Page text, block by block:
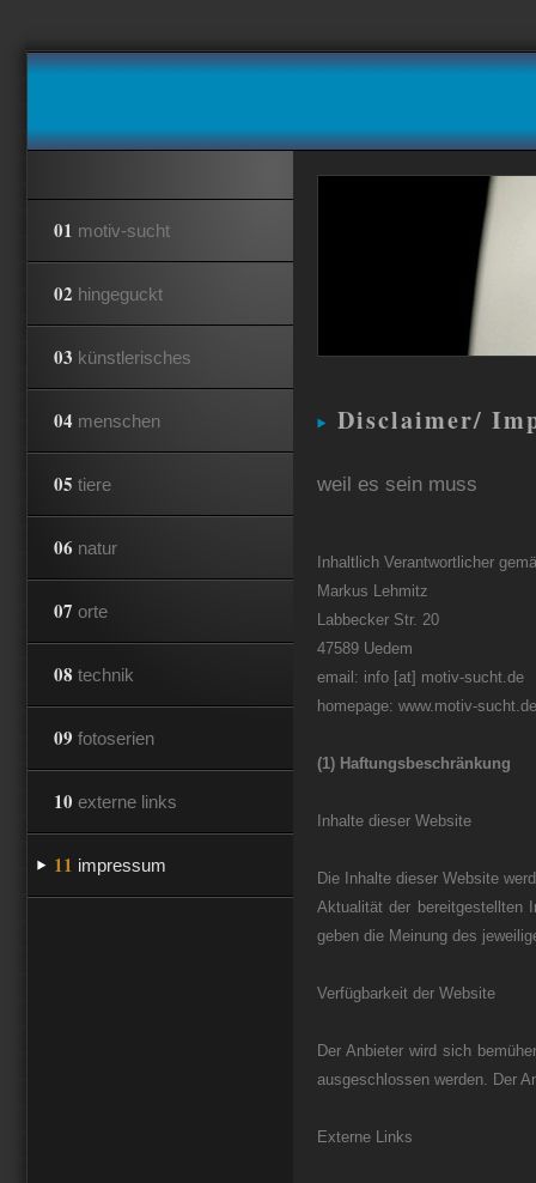
01 motiv-sucht
02 hingeguckt
03 künstlerisches
04 menschen
05 tiere
06 natur
07 orte
08 technik
09 fotoserien
10 externe links
11 impressum
Disclaimer/
weil es sein muss
Inhaltlich Verantwortlicher
Markus Lehmitz
Labbecker Str. 20
47589 Uedem
email: info [at] motiv-sucht.de
homepage: www.motiv-sucht.de
(1) Haftungsbeschränkung
Inhalte dieser Website
Die Inhalte dieser Website
Aktualität der bereitgestellten
geben die Meinung des
Verfügbarkeit der Website
Der Anbieter wird sich
ausgeschlossen werden. Der
Externe Links